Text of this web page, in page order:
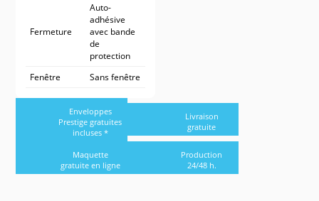
Fermeture
Auto-
adhésive
avec bande
de
protection
Fenêtre
Sans fenêtre
Enveloppes
Prestige gratuites
incluses *
Livraison
gratuite
Maquette
gratuite en ligne
Production
24/48 h.